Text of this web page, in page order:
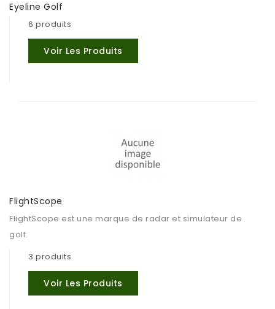
Eyeline Golf
6 produits
Voir Les Produits
FlightScope
FlightScope est une marque de radar et simulateur de
golf.
3 produits
Voir Les Produits